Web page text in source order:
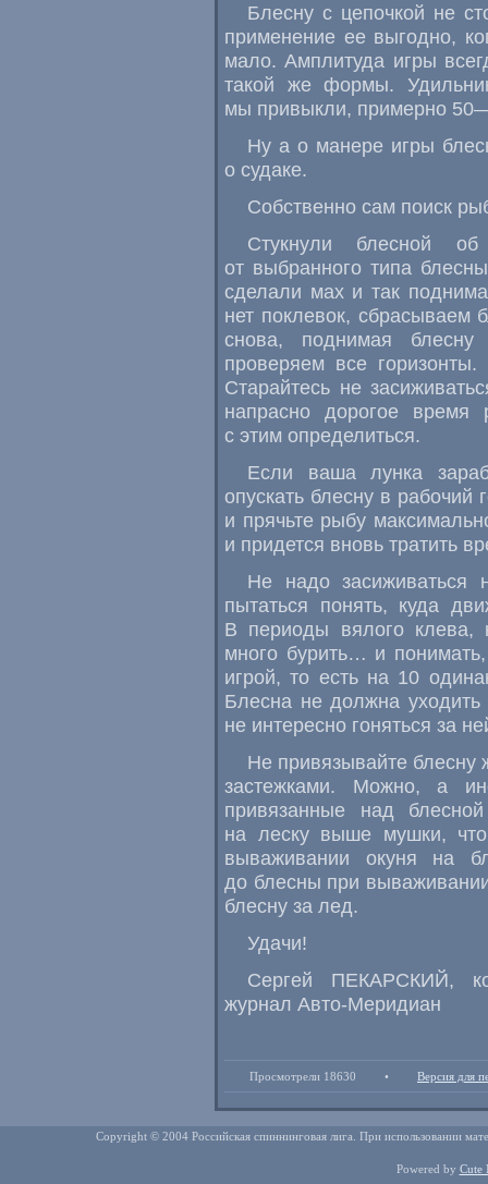
Блесну с цепочкой не
применение ее выгодно,
мало. Амплитуда игры
такой же формы.
мы привыкли, примерно
Ну а о манере игры
о судаке.
Собственно сам поиск
Стукнули блесной
от выбранного типа
сделали мах и так
нет поклевок, сбрасываем
снова, поднимая
проверяем все
Старайтесь не
напрасно дорогое
с этим определиться.
Если ваша лунка
опускать блесну в рабочий
и прячьте рыбу
и придется вновь тратить
Не надо засиживаться
пытаться понять, куда
В периоды вялого клева,
много бурить… и
игрой, то есть на 10
Блесна не должна уходить
не интересно гоняться за
Не привязывайте блесну
застежками. Можно, а
привязанные над
на леску выше мушки,
вываживании окуня на
до блесны при
блесну за лед.
Удачи!
Сергей ПЕКАРСКИЙ,
журнал Авто-Меридиан
Просмотрели 18630 • Версия для
Copyright © 2004 Российская спиннинговая лига. При использовании
Powered by Cute